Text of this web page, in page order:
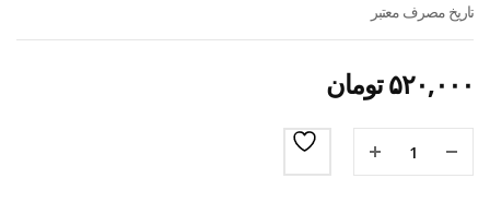
تاریخ مصرف معتبر
۵۲۰,۰۰۰تومان